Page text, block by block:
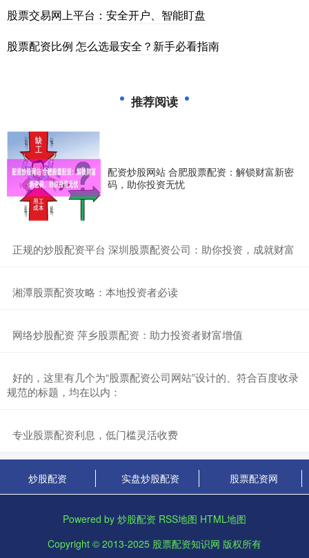
股票交易网上平台：安全开户、智能盯盘
股票配资比例 怎么选最安全？新手必看指南
推荐阅读
配资炒股网站 合肥股票配资：解锁财富新密
码，助你投资无忧
​正规的炒股配资平台 深圳股票配资公司：助你投资，成就财富
​湘潭股票配资攻略：本地投资者必读
​网络炒股配资 萍乡股票配资：助力投资者财富增值
​好的，这里有几个为“股票配资公司网站”设计的、符合百度收录
规范的标题，均在以内：
​专业股票配资利息，低门槛灵活收费
炒股配资 实盘炒股配资 股票配资网
Powered by 炒股配资 RSS地图 HTML地图
Copyright © 2013-2025 股票配资知识网 版权所有